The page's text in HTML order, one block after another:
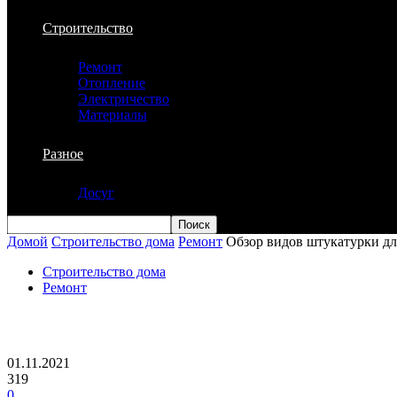
Строительство
Ремонт
Отопление
Электричество
Материалы
Разное
Досуг
Домой Строительство дома Ремонт Обзор видов штукатурки
Строительство дома
Ремонт
01.11.2021
319